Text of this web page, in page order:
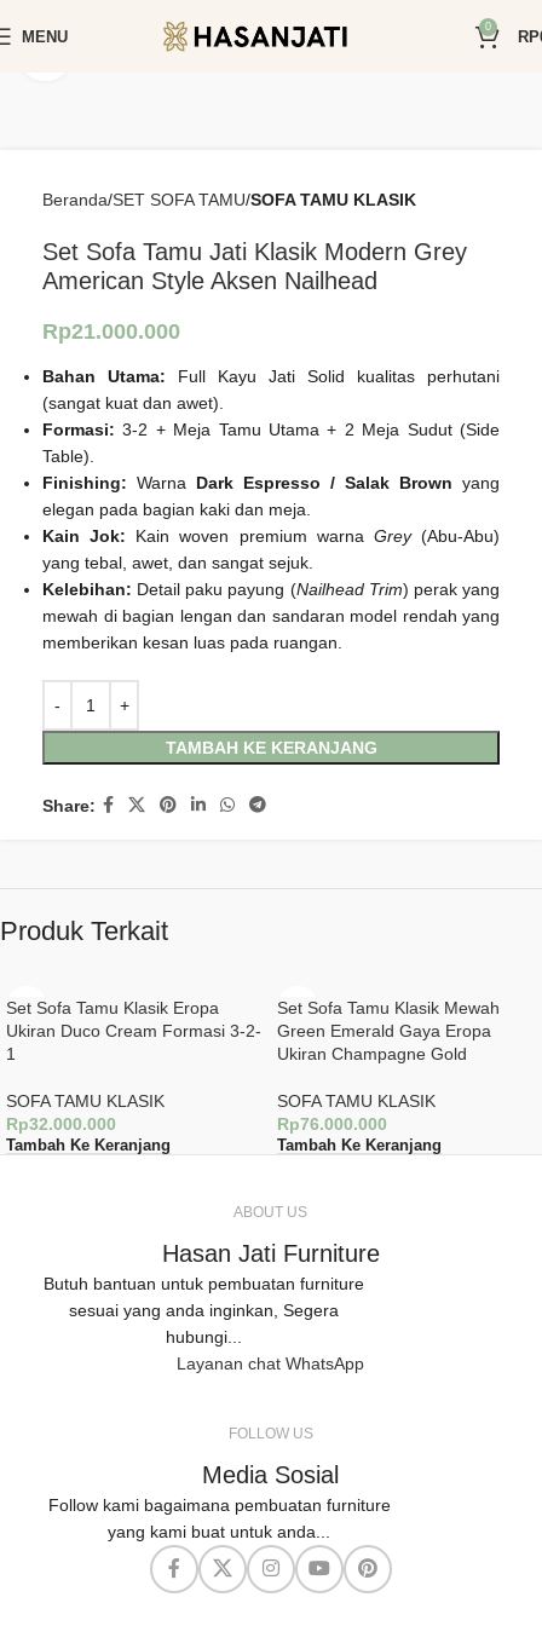
MENU
0
RP
Click to enlarge
Beranda SET SOFA TAMU SOFA TAMU KLASIK
Set Sofa Tamu Jati Klasik Modern Grey
American Style Aksen Nailhead
Rp21.000.000
Bahan Utama: Full Kayu Jati Solid kualitas perhutani
(sangat kuat dan awet).
Formasi: 3-2 + Meja Tamu Utama + 2 Meja Sudut (Side
Table).
Finishing: Warna Dark Espresso / Salak Brown yang
elegan pada bagian kaki dan meja.
Kain Jok: Kain woven premium warna Grey(Abu-Abu)
yang tebal, awet, dan sangat sejuk.
Kelebihan: Detail paku payung (Nailhead Trim) perak yang
mewah di bagian lengan dan sandaran model rendah yang
memberikan kesan luas pada ruangan.
TAMBAH KE KERANJANG
Share:
Produk Terkait
Set Sofa Tamu Klasik Eropa
Ukiran Duco Cream Formasi 3-2-
1
SOFA TAMU KLASIK
Rp32.000.000
Tambah Ke Keranjang
Set Sofa Tamu Klasik Mewah
Green Emerald Gaya Eropa
Ukiran Champagne Gold
SOFA TAMU KLASIK
Rp76.000.000
Tambah Ke Keranjang
ABOUT US
Hasan Jati Furniture
Butuh bantuan untuk pembuatan furniture
sesuai yang anda inginkan, Segera
hubungi...
Layanan chat WhatsApp
FOLLOW US
Media Sosial
Follow kami bagaimana pembuatan furniture
yang kami buat untuk anda...